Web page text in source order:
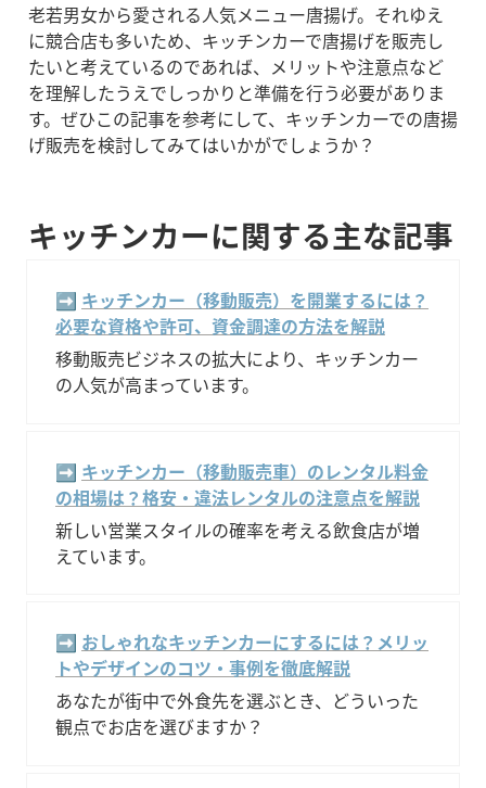
老若男女から愛される人気メニュー唐揚げ。それゆえ
に競合店も多いため、キッチンカーで唐揚げを販売し
たいと考えているのであれば、メリットや注意点など
を理解したうえでしっかりと準備を行う必要がありま
す。ぜひこの記事を参考にして、キッチンカーでの唐揚
げ販売を検討してみてはいかがでしょうか？
キッチンカーに関する主な記事
➡️ キッチンカー（移動販売）を開業するには？
必要な資格や許可、資金調達の方法を解説
移動販売ビジネスの拡大により、キッチンカー
の人気が高まっています。
➡️ キッチンカー（移動販売車）のレンタル料金
の相場は？格安・違法レンタルの注意点を解説
新しい営業スタイルの確率を考える飲食店が増
えています。
➡️ おしゃれなキッチンカーにするには？メリッ
トやデザインのコツ・事例を徹底解説
あなたが街中で外食先を選ぶとき、どういった
観点でお店を選びますか？